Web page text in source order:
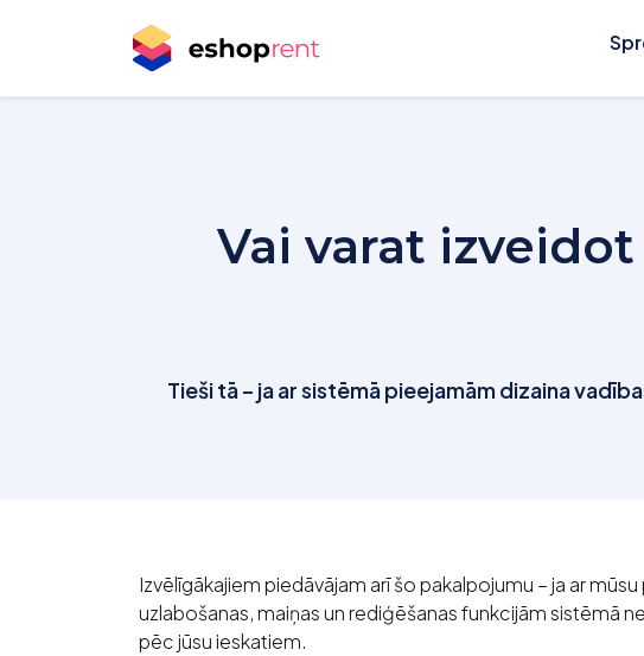
Vai varat
Tieši tā – ja ar sistēmā pieejamām dizaina
Izvēlīgākajiem piedāvājam arī šo pakalpojumu – ja ar
uzlabošanas, maiņas un rediģēšanas funkcijām sistēmā
pēc jūsu ieskatiem.